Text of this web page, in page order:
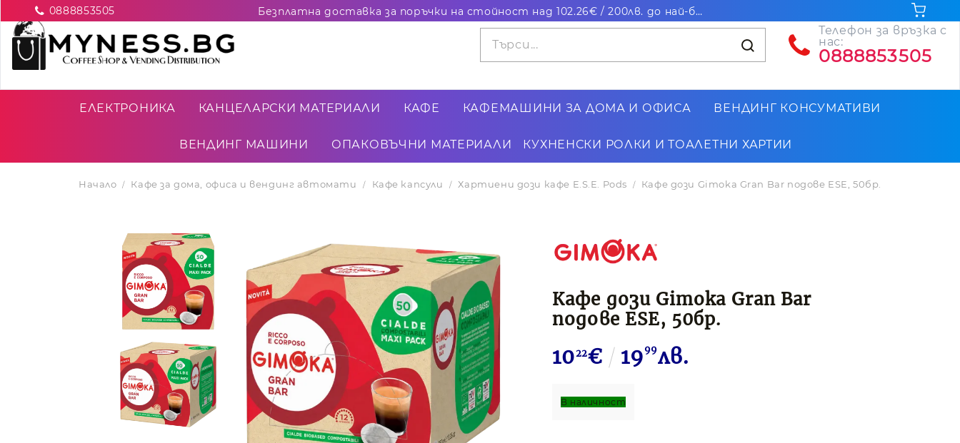
0888853505 Безплатна доставка за поръчки на стойност над 102.26€ / 200лв. до най-близкия до Вас офис на Еконт
Телефон за връзка с
нас:
0888853505
ЕЛЕКТРОНИКА КАНЦЕЛАРСКИ МАТЕРИАЛИ КАФЕ КАФЕМАШИНИ ЗА ДОМА И ОФИСА ВЕНДИНГ КОНСУМАТИВИ
ВЕНДИНГ МАШИНИ ОПАКОВЪЧНИ МАТЕРИАЛИ КУХНЕНСКИ РОЛКИ И ТОАЛЕТНИ ХАРТИИ
Начало Кафе за дома, офиса и вендинг автомати Кафе капсули Хартиени дози кафе E.S.E. Pods Кафе дози Gimoka Gran Bar подове ESE, 50бр.
Кафе дози Gimoka Gran Bar
подове ESE, 50бр.
1022€ 1999лв.
В наличност